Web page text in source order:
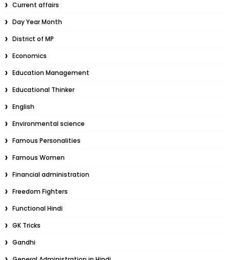
Current affairs
Day Year Month
District of MP
Economics
Education Management
Educational Thinker
English
Environmental science
Famous Personalities
Famous Women
Financial administration
Freedom Fighters
Functional Hindi
GK Tricks
Gandhi